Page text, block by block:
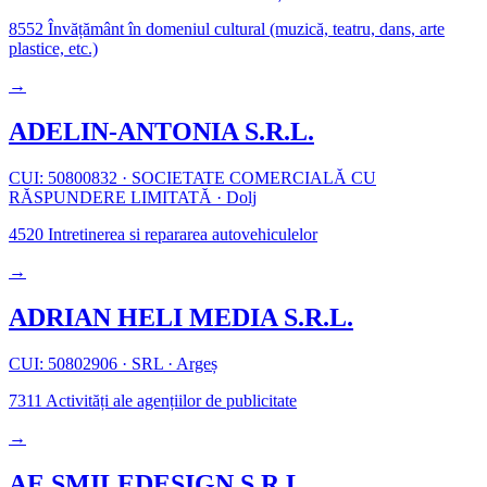
8552 Învățământ în domeniul cultural (muzică, teatru, dans, arte
plastice, etc.)
→
ADELIN-ANTONIA S.R.L.
CUI: 50800832 · SOCIETATE COMERCIALĂ CU
RĂSPUNDERE LIMITATĂ · Dolj
4520 Intretinerea si repararea autovehiculelor
→
ADRIAN HELI MEDIA S.R.L.
CUI: 50802906 · SRL · Argeș
7311 Activități ale agențiilor de publicitate
→